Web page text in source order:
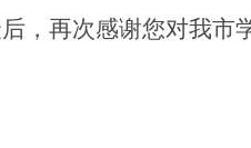
，再次感谢您对我市